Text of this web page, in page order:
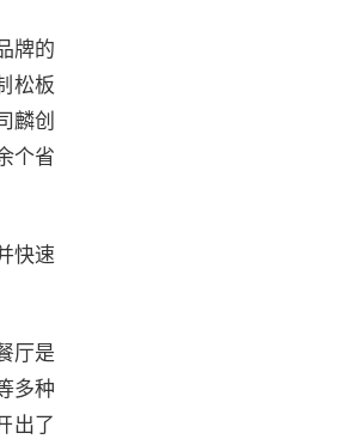
牌的
松板
麟创
个省
快速
厅是
多种
出了